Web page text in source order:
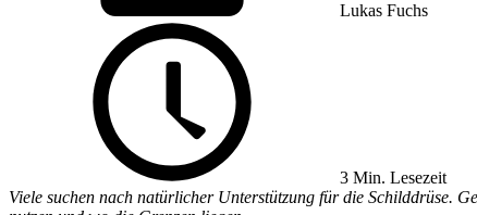
Lukas Fuchs
3 Min. Lesezeit
Viele suchen nach natürlicher Unterstützung für die Schilddrüse.